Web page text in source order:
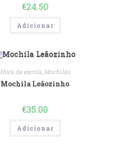
€24.50
Adicionar
Hora da escola, Mochilas
Mochila Leãozinho
€35.00
Adicionar